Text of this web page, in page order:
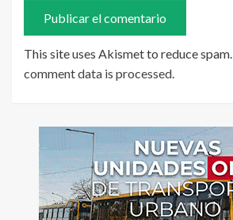
This site uses Akismet to reduce spam.
comment data is processed.